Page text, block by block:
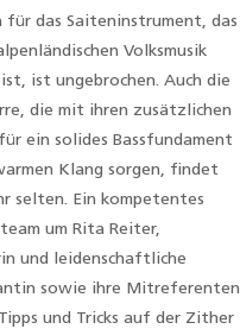
für das Saiteninstrument, das
Volksmusik
ist ungebrochen. Auch die
die mit ihren zusätzlichen
ein solides Bassfundament
Klang sorgen, findet
selten. Ein kompetentes
um Rita Reiter,
und leidenschaftliche
sowie ihre Mitreferenten
und Tricks auf der Zither